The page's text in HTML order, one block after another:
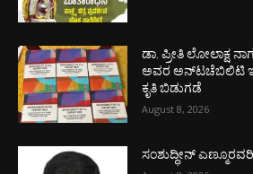
ಡಾ. ಪ್ರೀತಿ ಲೋಲಾಕ್ಷ
ಅವರ ಅನ್‌ಟಚೆಬಿಲಿಟಿ
ಕೃತಿ ಬಿಡುಗಡೆ
August 8, 2026
ಸಂಶುದ್ಧೀನ್